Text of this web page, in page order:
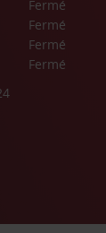
Fermé
Fermé
Fermé
Fermé